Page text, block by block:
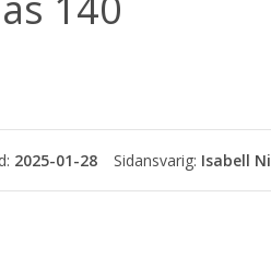
2025-01-28 Isabell